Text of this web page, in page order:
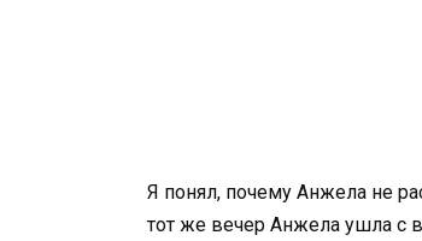
Я понял, почему Анжела не
тот же вечер Анжела ушла с